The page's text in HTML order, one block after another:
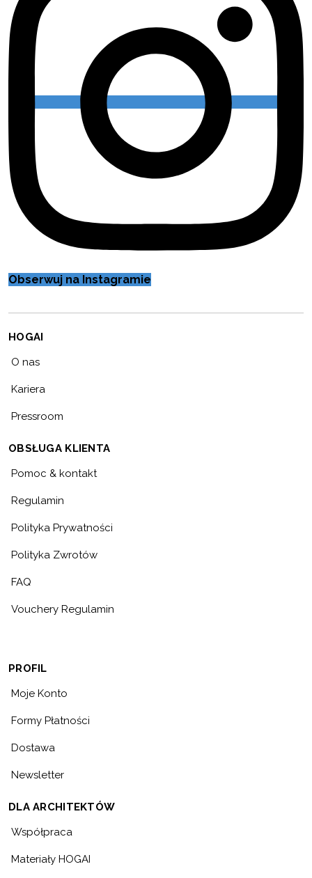
Obserwuj na Instagramie
HOGAI
O nas
Kariera
Pressroom
OBSŁUGA KLIENTA
Pomoc & kontakt
Regulamin
Polityka Prywatności
Polityka Zwrotów
FAQ
Vouchery Regulamin
PROFIL
Moje Konto
Formy Płatności
Dostawa
Newsletter
DLA ARCHITEKTÓW
Współpraca
Materiały HOGAI